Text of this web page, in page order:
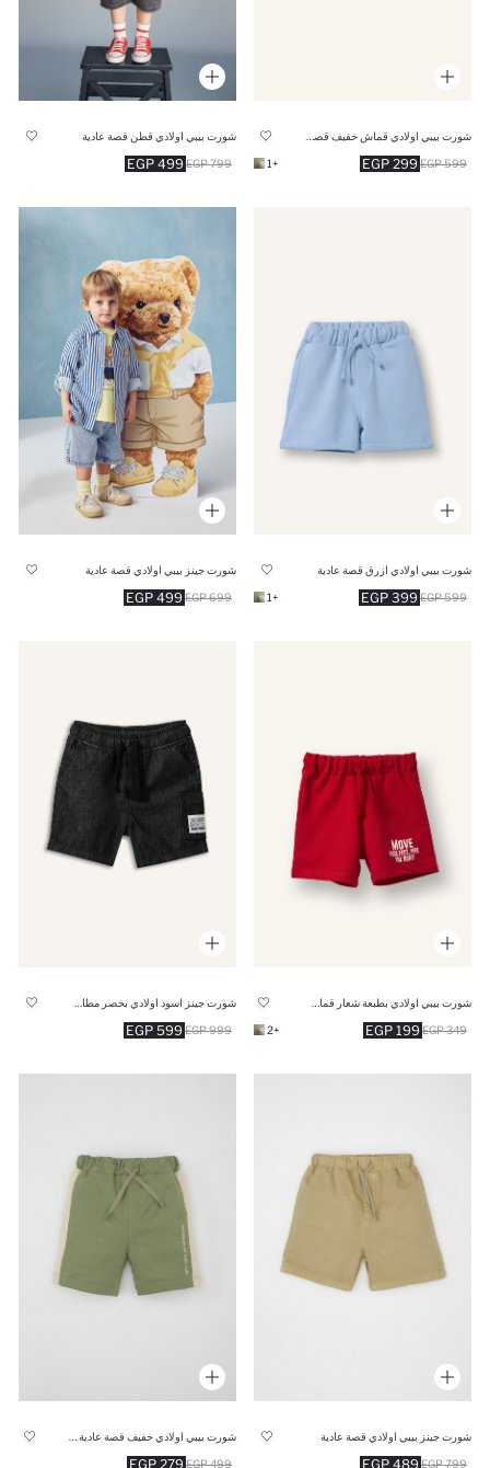
299 EGP 599 EGP
+1
شورت بيبي اولادي قطن قصة عادية
499 EGP 799 EGP
شورت بيبي اولادي ازرق قصة عادية
399 EGP 599 EGP
+1
شورت جينز بيبي اولادي قصة عادية
499 EGP 699 EGP
شورت بيبي اولادي بطبعة شعار قماش خفيف قصة عادية
199 EGP 349 EGP
+2
شورت جينز اسود اولادي بخصر مطاطي
599 EGP 999 EGP
شورت جينز بيبي اولادي قصة عادية
489 EGP 799 EGP
279 EGP 499 EGP